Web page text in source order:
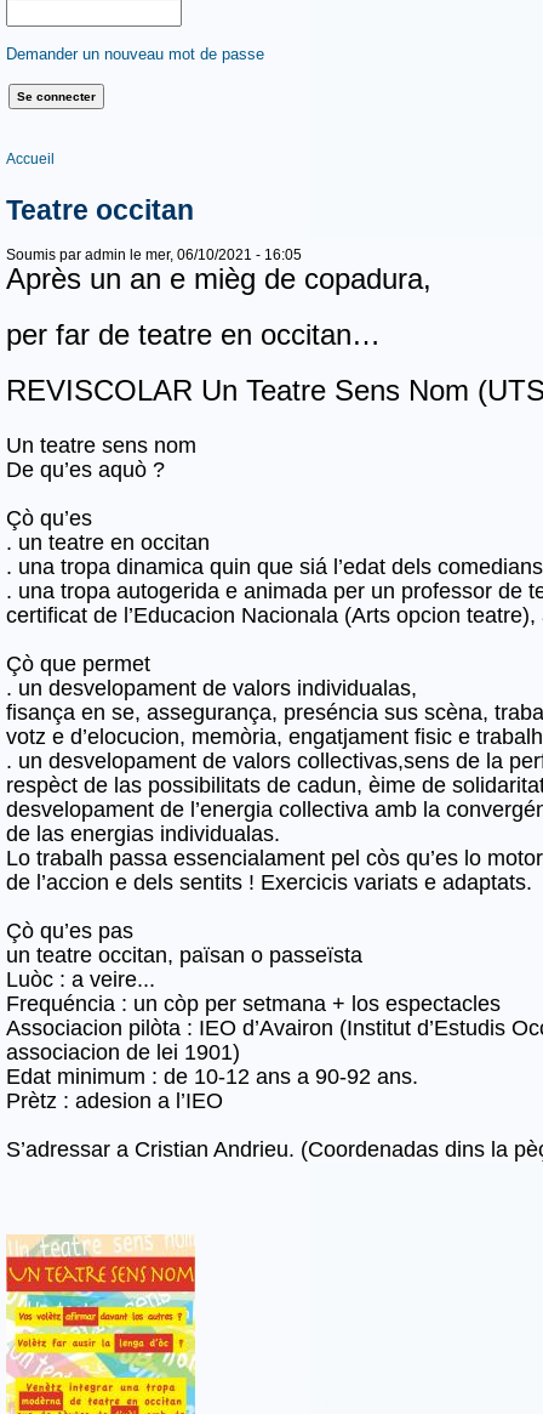
Demander un nouveau mot de passe
Vous êtes ici
Accueil
Teatre occitan
Soumis par admin le mer, 06/10/2021 - 16:05
Après un an e mièg de copadura,
per far de teatre en occitan…
REVISCOLAR Un Teatre Sens Nom
Un teatre sens nom
De qu’es aquò ?
Çò qu’es
. un teatre en occitan
. una tropa dinamica quin que siá l’edat dels comedians
. una tropa autogerida e animada per un professor de
certificat de l’Educacion Nacionala (Arts opcion
Çò que permet
. un desvelopament de valors individualas,
fisança en se, assegurança, preséncia sus scèna,
votz e d’elocucion, memòria, engatjament fisic e
. un desvelopament de valors collectivas,sens de la
respèct de las possibilitats de cadun, èime de
desvelopament de l’energia collectiva amb la
de las energias individualas.
Lo trabalh passa essencialament pel còs qu’es lo motor
de l’accion e dels sentits ! Exercicis variats e adaptats.
Çò qu’es pas
un teatre occitan, païsan o passeïsta
Luòc : a veire...
Frequéncia : un còp per setmana + los espectacles
Associacion pilòta : IEO d’Avairon (Institut d’Estudis
associacion de lei 1901)
Edat minimum : de 10-12 ans a 90-92 ans.
Prètz : adesion a l’IEO
S’adressar a Cristian Andrieu. (Coordenadas dins la